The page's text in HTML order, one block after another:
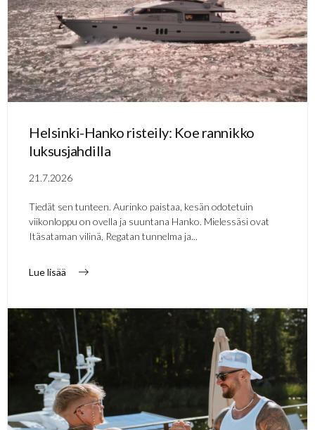
Helsinki-Hanko risteily: Koe rannikko
luksusjahdilla
21.7.2026
Tiedät sen tunteen. Aurinko paistaa, kesän odotetuin
viikonloppu on ovella ja suuntana Hanko. Mielessäsi ovat
Itäsataman vilinä, Regatan tunnelma ja...
Lue lisää